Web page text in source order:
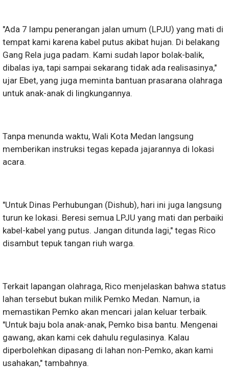
"Ada 7 lampu penerangan jalan umum (LPJU) yang mati di
tempat kami karena kabel putus akibat hujan. Di belakang
Gang Rela juga padam. Kami sudah lapor bolak-balik,
dibalas iya, tapi sampai sekarang tidak ada realisasinya,"
ujar Ebet, yang juga meminta bantuan prasarana olahraga
untuk anak-anak di lingkungannya.
Tanpa menunda waktu, Wali Kota Medan langsung
memberikan instruksi tegas kepada jajarannya di lokasi
acara.
"Untuk Dinas Perhubungan (Dishub), hari ini juga langsung
turun ke lokasi. Beresi semua LPJU yang mati dan perbaiki
kabel-kabel yang putus. Jangan ditunda lagi," tegas Rico
disambut tepuk tangan riuh warga.
Terkait lapangan olahraga, Rico menjelaskan bahwa status
lahan tersebut bukan milik Pemko Medan. Namun, ia
memastikan Pemko akan mencari jalan keluar terbaik.
"Untuk baju bola anak-anak, Pemko bisa bantu. Mengenai
gawang, akan kami cek dahulu regulasinya. Kalau
diperbolehkan dipasang di lahan non-Pemko, akan kami
usahakan," tambahnya.